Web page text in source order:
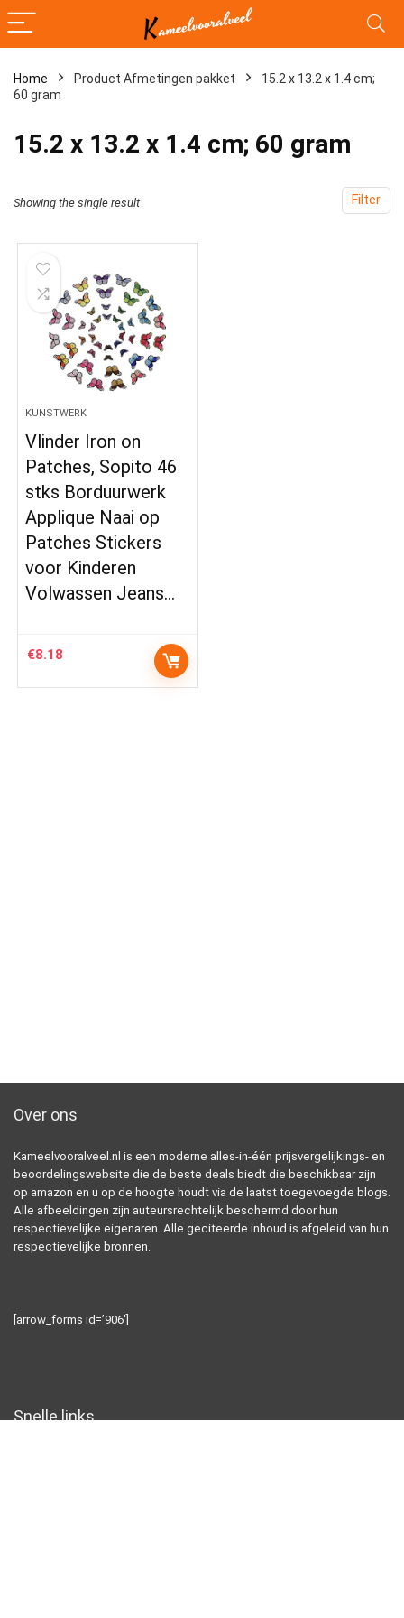
Home Product Afmetingen pakket
‎15.2 x 13.2 x 1.4 cm;
60 gram
‎15.2 x 13.2 x 1.4 cm; 60 gram
Filter
Showing the single result
KUNSTWERK
Vlinder Iron on
Patches, Sopito 46
stks Borduurwerk
Applique Naai op
Patches Stickers
voor Kinderen
Volwassen Jeans…
€8.18
Over ons
Kameelvooralveel.nl is een moderne alles-in-één prijsvergelijkings- en
beoordelingswebsite die de beste deals biedt die beschikbaar zijn
op amazon en u op de hoogte houdt via de laatst toegevoegde blogs.
Alle afbeeldingen zijn auteursrechtelijk beschermd door hun
respectievelijke eigenaren. Alle geciteerde inhoud is afgeleid van hun
respectievelijke bronnen.
[arrow_forms id=’906′]
Snelle links